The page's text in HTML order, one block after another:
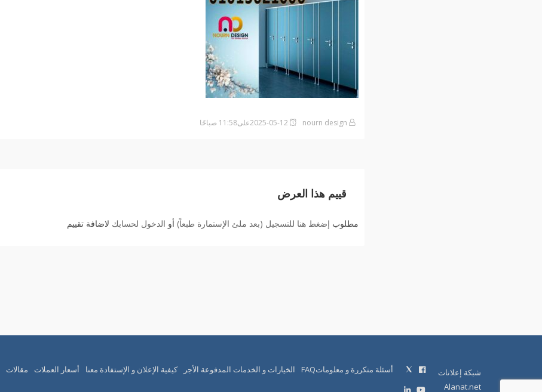
قييم هذا العرض
مطلوب إضغط هنا للتسجيل (بعد ملئ الإستمارة طبعاً) أو الدخول لحسابك لاضافة تقييم
شبكة إعلانات
Alanat.net
أسئلة متكررة و معلوماتFAQ الخيارات و الخدمات المدفوعة الأجر كيفية الإعلان و الإستفادة معنا أسعار العملات مقالات